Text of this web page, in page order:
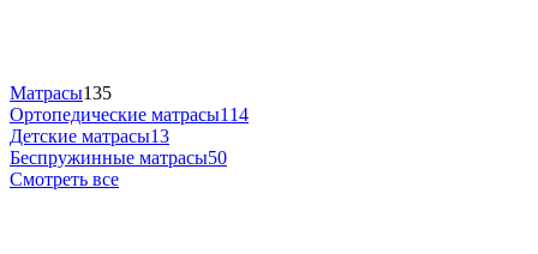
Матрасы135
Ортопедические матрасы114
Детские матрасы13
Беспружинные матрасы50
Смотреть все